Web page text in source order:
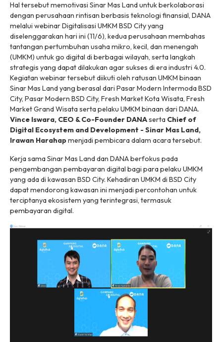
Hal tersebut memotivasi Sinar Mas Land untuk berkolaborasi
dengan perusahaan rintisan berbasis teknologi finansial, DANA
melalui webinarDigitalisasi UMKM BSD City yang
diselenggarakan hari ini (11/6), kedua perusahaan membahas
tantangan pertumbuhan usaha mikro, kecil, dan menengah
(UMKM) untukgo digital di berbagai wilayah, serta langkah
strategis yang dapat dilakukan agar sukses di era industri 4.0.
Kegiatan webinar tersebut diikuti oleh ratusan UMKM binaan
Sinar Mas Land yang berasal dari Pasar Modern Intermoda BSD
City, Pasar Modern BSD City, Fresh Market Kota Wisata, Fresh
Market Grand Wisata serta pelaku UMKM binaan dari DANA.
Vince Iswara, CEO & Co-Founder DANAserta Chief of
Digital Ecosystem and Development - Sinar Mas Land,
Irawan Harahapmenjadi pembicara dalam acara tersebut.
Kerja sama Sinar Mas Land dan DANA berfokus pada
pengembangan pembayaran digital bagi para pelaku UMKM
yang ada di kawasan BSD City. Kehadiran UMKM di BSD City
dapat mendorong kawasan ini menjadi percontohan untuk
terciptanya ekosistem yang terintegrasi, termasuk
pembayaran digital.